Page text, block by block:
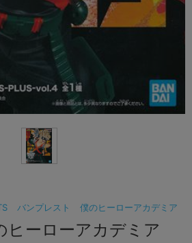
バンプレスト 僕のヒーローアカデミア
ヒーローアカデミア